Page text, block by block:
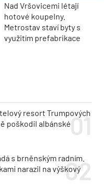
Nad Vršovicemi létají
hotové koupelny.
Metrostav staví byty s
využitím prefabrikace
resort Trumpových
poškodil albánské
s brněnským radním.
narazil na výškový